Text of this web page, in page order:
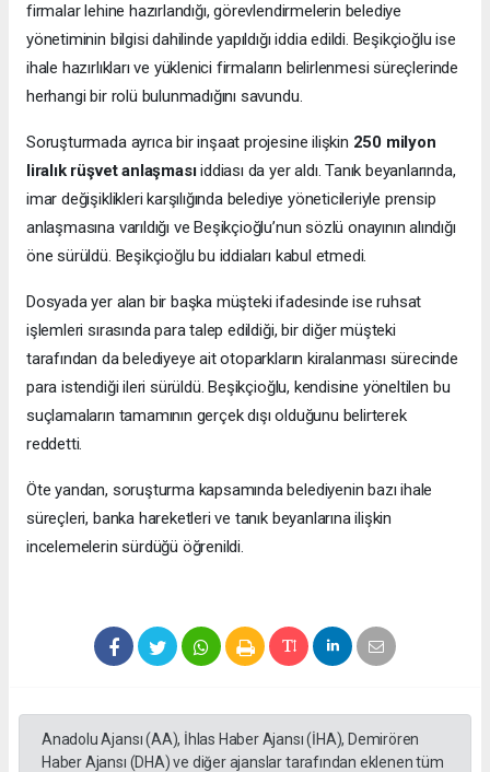
firmalar lehine hazırlandığı, görevlendirmelerin belediye
yönetiminin bilgisi dahilinde yapıldığı iddia edildi. Beşikçioğlu ise
ihale hazırlıkları ve yüklenici firmaların belirlenmesi süreçlerinde
herhangi bir rolü bulunmadığını savundu.
Soruşturmada ayrıca bir inşaat projesine ilişkin 250 milyon
liralık rüşvet anlaşmasıiddiası da yer aldı. Tanık beyanlarında,
imar değişiklikleri karşılığında belediye yöneticileriyle prensip
anlaşmasına varıldığı ve Beşikçioğlu’nun sözlü onayının alındığı
öne sürüldü. Beşikçioğlu bu iddiaları kabul etmedi.
Dosyada yer alan bir başka müşteki ifadesinde ise ruhsat
işlemleri sırasında para talep edildiği, bir diğer müşteki
tarafından da belediyeye ait otoparkların kiralanması sürecinde
para istendiği ileri sürüldü. Beşikçioğlu, kendisine yöneltilen bu
suçlamaların tamamının gerçek dışı olduğunu belirterek
reddetti.
Öte yandan, soruşturma kapsamında belediyenin bazı ihale
süreçleri, banka hareketleri ve tanık beyanlarına ilişkin
incelemelerin sürdüğü öğrenildi.
Anadolu Ajansı (AA), İhlas Haber Ajansı (İHA), Demirören
Haber Ajansı (DHA) ve diğer ajanslar tarafından eklenen tüm